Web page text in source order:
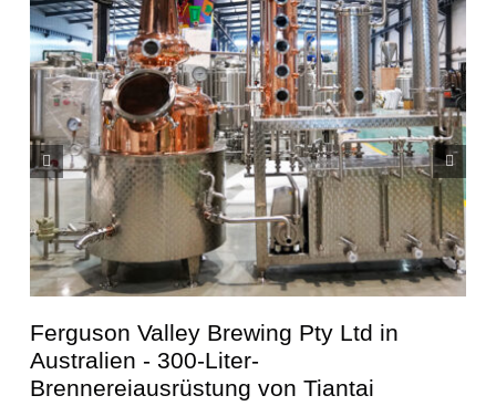
Kunisawa-Brauerei in Japan - 600-Liter-
Brennereiausrüstung von Tiantai
installiert